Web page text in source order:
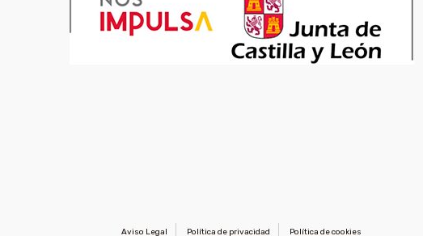
Aviso Legal Política de privacidad Política de cookies